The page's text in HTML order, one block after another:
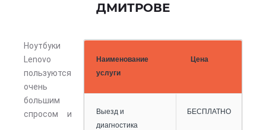
ДМИТРОВЕ
Наименование
услуги
Цена
Выезд и
диагностика
БЕСПЛАТНО
Ноутбуки
Lenovo
пользуются
очень
большим
спросом и